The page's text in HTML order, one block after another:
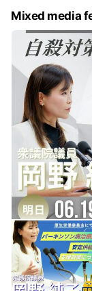
Mixed media